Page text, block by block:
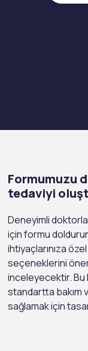
Formumuzu
tedaviyi
Deneyimli
için formu
ihtiyaçlarınıza
seçeneklerini
inceleyecektir. Bu
standartta bakım
sağlamak için